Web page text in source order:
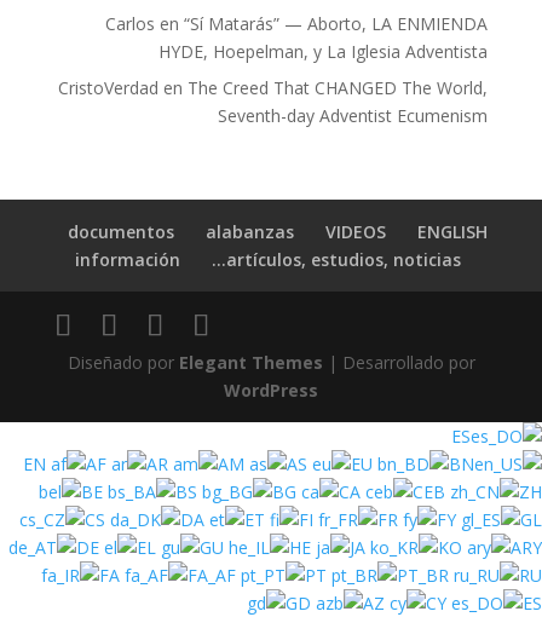
Carlos en“Sí Matarás” — Aborto, LA ENMIENDA
HYDE, Hoepelman, y La Iglesia Adventista
CristoVerdad en The Creed That CHANGED The World,
Seventh-day Adventist Ecumenism
ENGLISH
VIDEOS
alabanzas
documentos
artículos, estudios, noticias…
información
Diseñado por Elegant Themes | Desarrollado por
WordPress
ES
EN
AF AR AM AS EU
BN
BE
BS BG CA CEB
ZH
CS
DA ET FI FR FY
GL
DE
EL GU HE JA KO
ARY
FA
FA_AF PT PT_BR
RU
GD
AZ CY ES